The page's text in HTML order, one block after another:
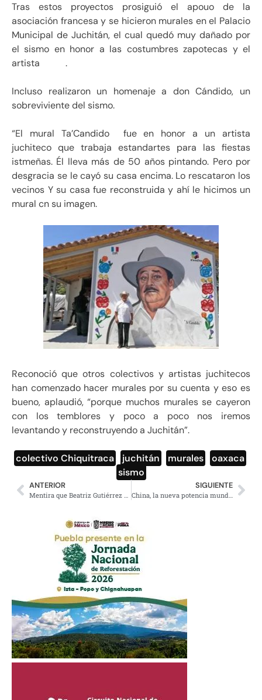
Tras estos proyectos prosiguió el apouo de la
asociación francesa y se hicieron murales en el Palacio
Municipal de Juchitán, el cual quedó muy dañado por
el sismo en honor a las costumbres zapotecas y el
artista .
Incluso realizaron un homenaje a don Cándido, un
sobreviviente del sismo.
“El mural Ta’Candido fue en honor a un artista
juchiteco que trabaja estandartes para las fiestas
istmeñas. Él lleva más de 50 años pintando. Pero por
desgracia se le cayó su casa encima. Lo rescataron los
vecinos Y su casa fue reconstruida y ahí le hicimos un
mural cn su imagen.
Reconoció que otros colectivos y artistas juchitecos
han comenzado hacer murales por su cuenta y eso es
bueno, aplaudió, “porque muchos murales se cayeron
con los temblores y poco a poco nos iremos
levantando y reconstruyendo a Juchitán”.
colectivo Chiquitraca juchitán murales oaxaca
sismo
ANTERIOR
Mentira que Beatriz Gutiérrez Müller es nieta de un genocida nazi
SIGUIENTE
China, la nueva potencia mundial | Documental